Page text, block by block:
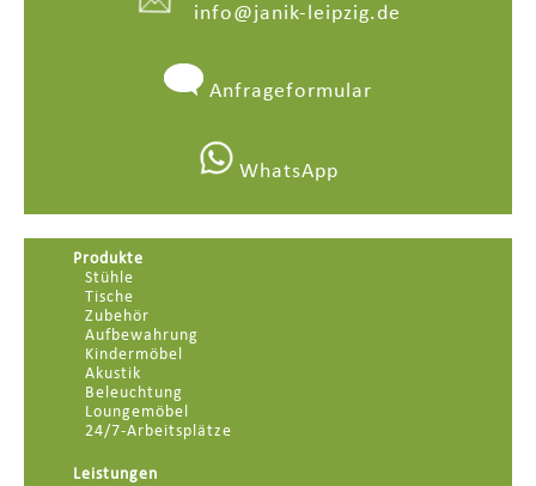
info@janik-leipzig.de
Anfrageformular
WhatsApp
Produkte
Stühle
Tische
Zubehör
Aufbewahrung
Kindermöbel
Akustik
Beleuchtung
Loungemöbel
24/7-Arbeitsplätze
Leistungen